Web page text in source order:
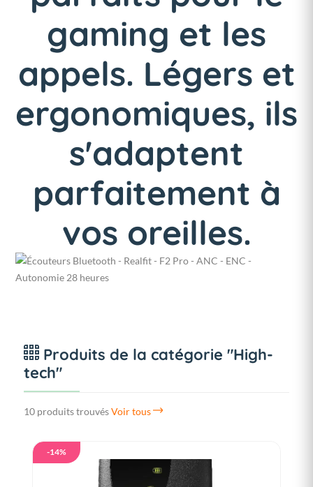
gaming et les
appels. Légers et
ergonomiques, ils
s'adaptent
parfaitement à
vos oreilles.
Produits de la catégorie "High-
tech"
10 produits trouvésVoir tous
-14%